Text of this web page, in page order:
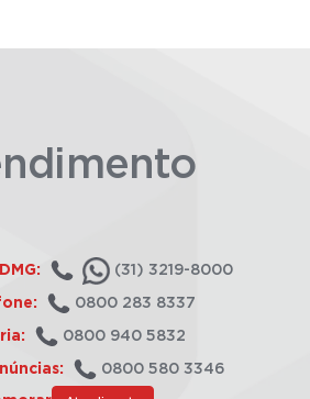
(31) 3219-8000
0800 283 8337
0800 940 5832
0800 580 3346